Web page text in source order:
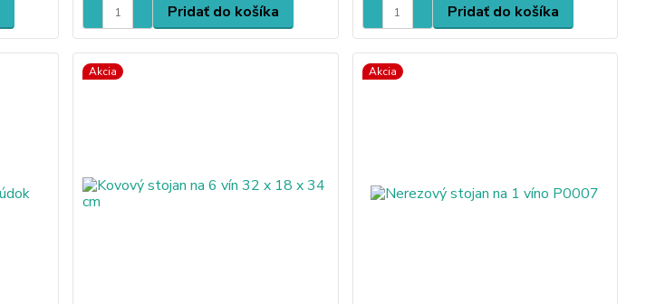
Pridať do košíka Pridať do košíka
Akcia Akcia